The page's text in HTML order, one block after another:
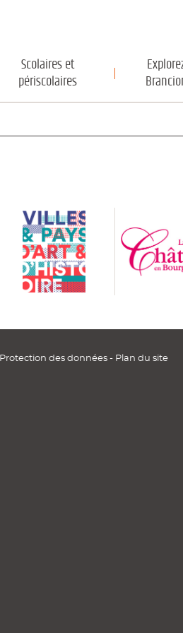
Scolaires et
périscolaires
Protection des données - Plan du site